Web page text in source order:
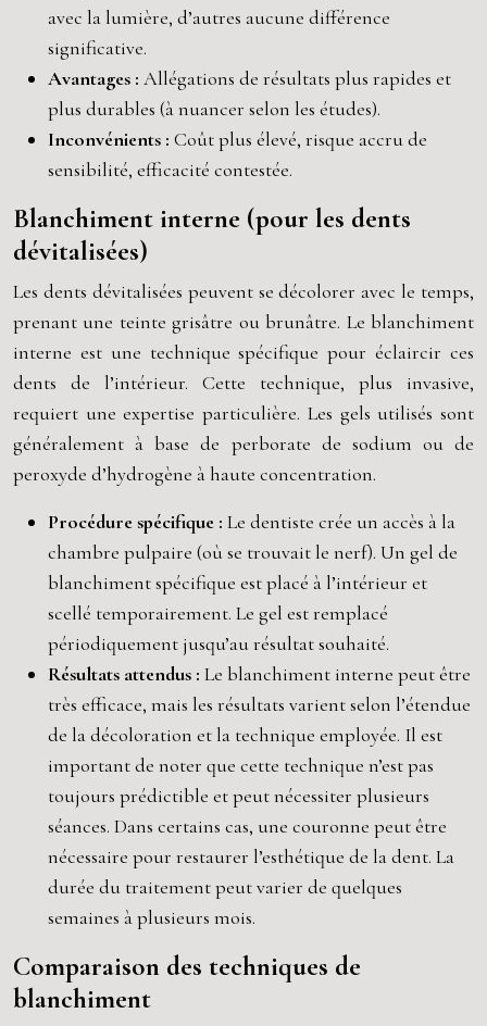
avec la lumière, d’autres aucune différence
significative.
Avantages : Allégations de résultats plus rapides et
plus durables (à nuancer selon les études).
Inconvénients : Coût plus élevé, risque accru de
sensibilité, efficacité contestée.
Blanchiment interne (pour les dents
dévitalisées)
Les dents dévitalisées peuvent se décolorer avec le temps,
prenant une teinte grisâtre ou brunâtre. Le blanchiment
interne est une technique spécifique pour éclaircir ces
dents de l’intérieur. Cette technique, plus invasive,
requiert une expertise particulière. Les gels utilisés sont
généralement à base de perborate de sodium ou de
peroxyde d’hydrogène à haute concentration.
Procédure spécifique : Le dentiste crée un accès à la
chambre pulpaire (où se trouvait le nerf). Un gel de
blanchiment spécifique est placé à l’intérieur et
scellé temporairement. Le gel est remplacé
périodiquement jusqu’au résultat souhaité.
Résultats attendus : Le blanchiment interne peut être
très efficace, mais les résultats varient selon l’étendue
de la décoloration et la technique employée. Il est
important de noter que cette technique n’est pas
toujours prédictible et peut nécessiter plusieurs
séances. Dans certains cas, une couronne peut être
nécessaire pour restaurer l’esthétique de la dent. La
durée du traitement peut varier de quelques
semaines à plusieurs mois.
Comparaison des techniques de
blanchiment